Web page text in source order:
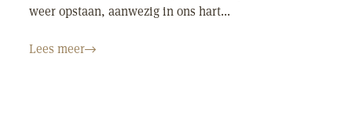
weer opstaan, aanwezig in ons hart...
Lees meer